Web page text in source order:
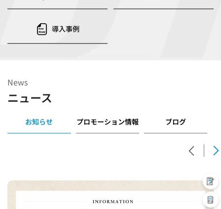
導入事例
News
ニュース
お知らせ プロモーション情報 ブログ